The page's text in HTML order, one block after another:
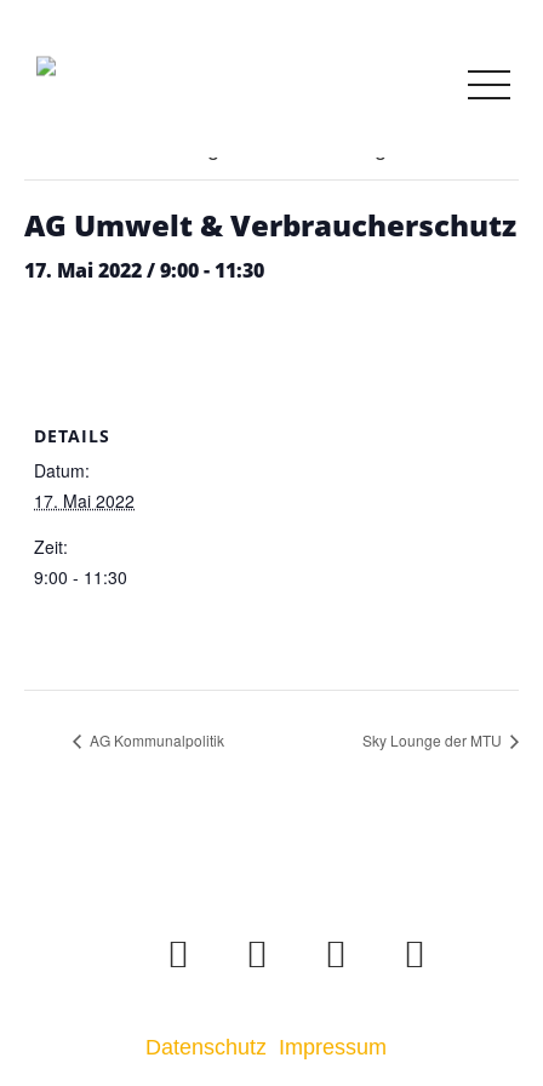
« Alle Veranstaltungen
AG Umwelt & Verbraucherschutz
17. Mai 2022 / 9:00-11:30
DETAILS
Datum:
17. Mai 2022
Zeit:
9:00 - 11:30
AG Kommunalpolitik Sky Lounge der MTU
Datenschutz Impressum